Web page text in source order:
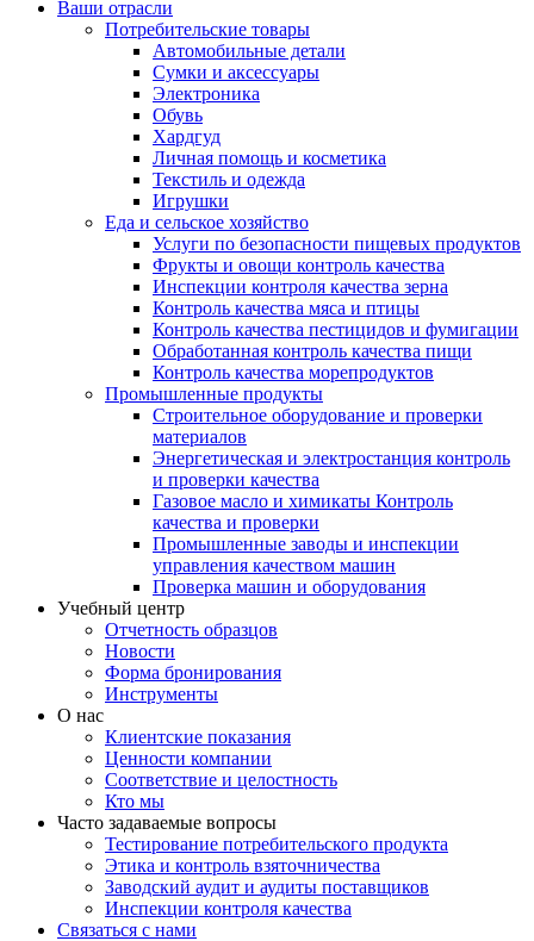
Ваши отрасли
Потребительские товары
Автомобильные детали
Сумки и аксессуары
Электроника
Обувь
Хардгуд
Личная помощь и косметика
Текстиль и одежда
Игрушки
Еда и сельское хозяйство
Услуги по безопасности пищевых продуктов
Фрукты и овощи контроль качества
Инспекции контроля качества зерна
Контроль качества мяса и птицы
Контроль качества пестицидов и фумигации
Обработанная контроль качества пищи
Контроль качества морепродуктов
Промышленные продукты
Строительное оборудование и проверки
материалов
Энергетическая и электростанция контроль
и проверки качества
Газовое масло и химикаты Контроль
качества и проверки
Промышленные заводы и инспекции
управления качеством машин
Проверка машин и оборудования
Учебный центр
Отчетность образцов
Новости
Форма бронирования
Инструменты
О нас
Клиентские показания
Ценности компании
Соответствие и целостность
Кто мы
Часто задаваемые вопросы
Тестирование потребительского продукта
Этика и контроль взяточничества
Заводский аудит и аудиты поставщиков
Инспекции контроля качества
Связаться с нами